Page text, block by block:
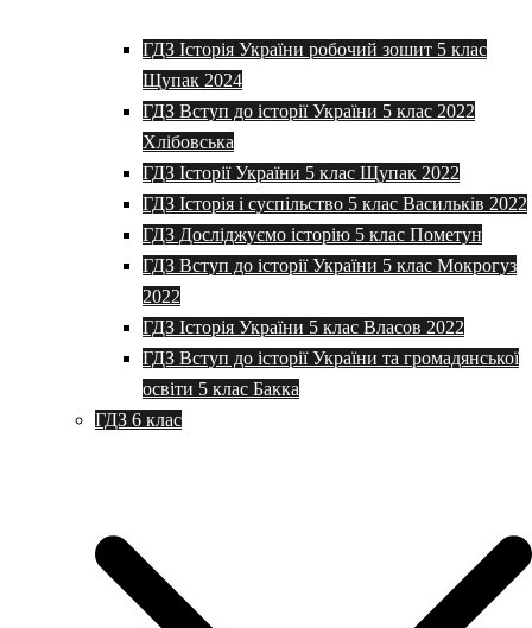
ГДЗ Історія України робочий зошит 5 клас
Щупак 2024
ГДЗ Вступ до історії України 5 клас 2022
Хлібовська
ГДЗ Історії України 5 клас Щупак 2022
ГДЗ Історія і суспільство 5 клас Васильків 2022
ГДЗ Досліджуємо історію 5 клас Пометун
ГДЗ Вступ до історії України 5 клас Мокрогуз
2022
ГДЗ Історія України 5 клас Власов 2022
ГДЗ Вступ до історії України та громадянської
освіти 5 клас Бакка
ГДЗ 6 клас